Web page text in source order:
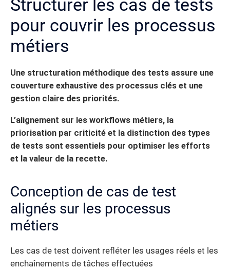
Structurer les cas de tests
pour couvrir les processus
métiers
Une structuration méthodique des tests assure une
couverture exhaustive des processus clés et une
gestion claire des priorités.
L’alignement sur les workflows métiers, la
priorisation par criticité et la distinction des types
de tests sont essentiels pour optimiser les efforts
et la valeur de la recette.
Conception de cas de test
alignés sur les processus
métiers
Les cas de test doivent refléter les usages réels et les
enchaînements de tâches effectuées